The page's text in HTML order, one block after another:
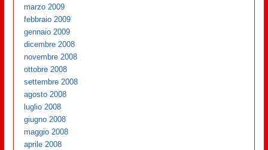
marzo 2009
febbraio 2009
gennaio 2009
dicembre 2008
novembre 2008
ottobre 2008
settembre 2008
agosto 2008
luglio 2008
giugno 2008
maggio 2008
aprile 2008